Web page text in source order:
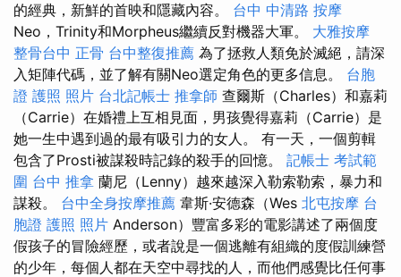
的經典，新鮮的首映和隱藏內容。 台中 中清路 按摩
Neo，Trinity和Morpheus繼續反對機器大軍。 大雅按摩
整骨台中 正骨 台中整復推薦 為了拯救人類免於滅絕，請深
入矩陣代碼，並了解有關Neo選定角色的更多信息。 台胞
證 護照 照片 台北記帳士 推拿師 查爾斯（Charles）和嘉莉
（Carrie）在婚禮上互相見面，男孩覺得嘉莉（Carrie）是
她一生中遇到過的最有吸引力的女人。 有一天，一個剪輯
包含了Prosti被謀殺時記錄的殺手的回憶。 記帳士 考試範
圍 台中 推拿 蘭尼（Lenny）越來越深入勒索勒索，暴力和
謀殺。 台中全身按摩推薦 韋斯·安德森（Wes 北屯按摩 台
胞證 護照 照片 Anderson）豐富多彩的電影講述了兩個度
假孩子的冒險經歷，或者說是一個逃離有組織的度假訓練營
的少年，每個人都在天空中尋找的人，而他們感覺比任何事